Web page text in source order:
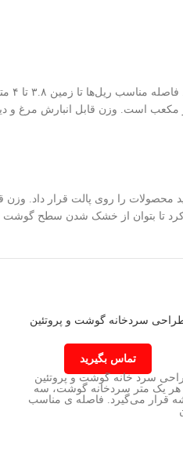
در هر
باشد، باید محصولات را روی پالت قرار
کرد تا بتوان از خشک شدن سطح
سردخانه گوشت و پروتئین
تماس بگیرید
سرد خانه گوشت و پروتئین
هر یک متر سردخانه گوشت، سه
قرار می‌گیرد. فاصله ی مناسب